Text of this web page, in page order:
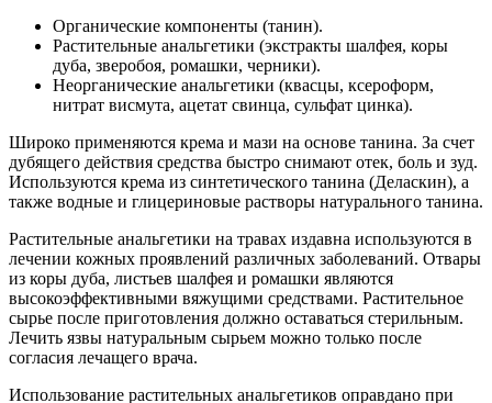
Органические компоненты (танин).
Растительные анальгетики (экстракты шалфея, коры
дуба, зверобоя, ромашки, черники).
Неорганические анальгетики (квасцы, ксероформ,
нитрат висмута, ацетат свинца, сульфат цинка).
Широко применяются крема и мази на основе танина. За счет
дубящего действия средства быстро снимают отек, боль и зуд.
Используются крема из синтетического танина (Деласкин), а
также водные и глицериновые растворы натурального танина.
Растительные анальгетики на травах издавна используются в
лечении кожных проявлений различных заболеваний. Отвары
из коры дуба, листьев шалфея и ромашки являются
высокоэффективными вяжущими средствами. Растительное
сырье после приготовления должно оставаться стерильным.
Лечить язвы натуральным сырьем можно только после
согласия лечащего врача.
Использование растительных анальгетиков оправдано при